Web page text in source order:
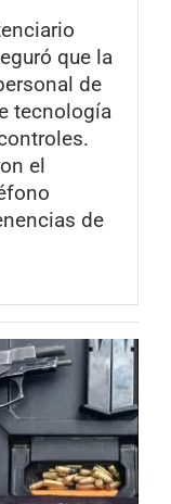
que la
de
tecnología
el
de